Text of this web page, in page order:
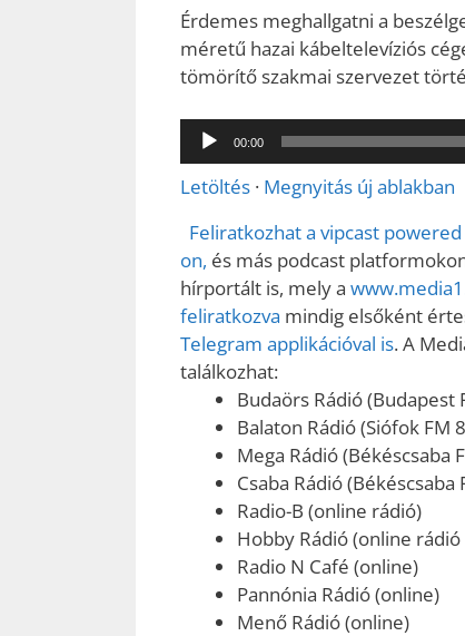
Érdemes meghallgatni a
méretű hazai kábeltelevíziós
tömörítő szakmai szervezet
Audió
lejátszó
00:00
Letöltés · Megnyitás új ablakban
Feliratkozhat a vipcast
on, és más podcast
hírportált is, mely a
feliratkozva mindig elsőként
Telegram applikációval is. A
találkozhat:
Budaörs Rádió (Budapest
Balaton Rádió (Siófok FM
Mega Rádió (Békéscsaba
Csaba Rádió (Békéscsaba
Radio-B (online rádió)
Hobby Rádió (online
Radio N Café (online)
Pannónia Rádió (online)
Menő Rádió (online)